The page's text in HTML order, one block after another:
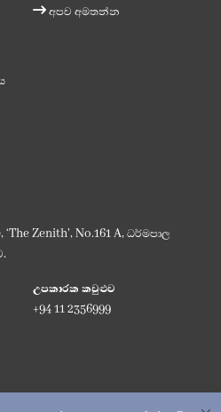
අපව අමතන්න
Zenith', No.161 A, ධර්මපාල
උපකාරක කවුළුව
+94 11 2356999